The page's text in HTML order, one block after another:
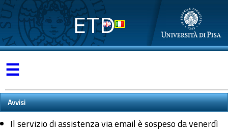
ETD
☰
Avvisi
Il servizio di assistenza via email è sospeso da venerdì